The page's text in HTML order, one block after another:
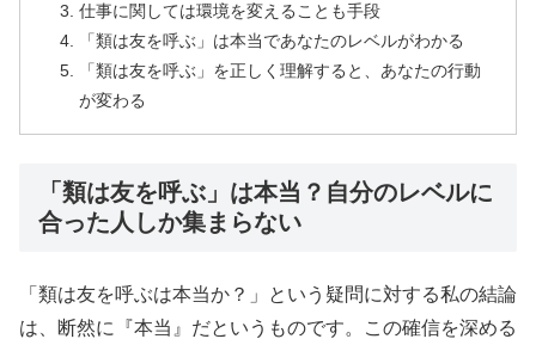
仕事に関しては環境を変えることも手段
「類は友を呼ぶ」は本当であなたのレベルがわかる
「類は友を呼ぶ」を正しく理解すると、あなたの行動
が変わる
「類は友を呼ぶ」は本当？自分のレベルに
合った人しか集まらない
「類は友を呼ぶは本当か？」という疑問に対する私の結論
は、断然に『本当』だというものです。この確信を深める